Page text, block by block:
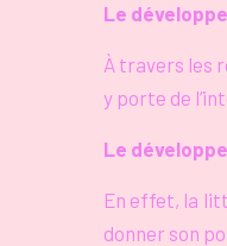
Le
À travers les
y porte de
Le
En effet, la
donner son